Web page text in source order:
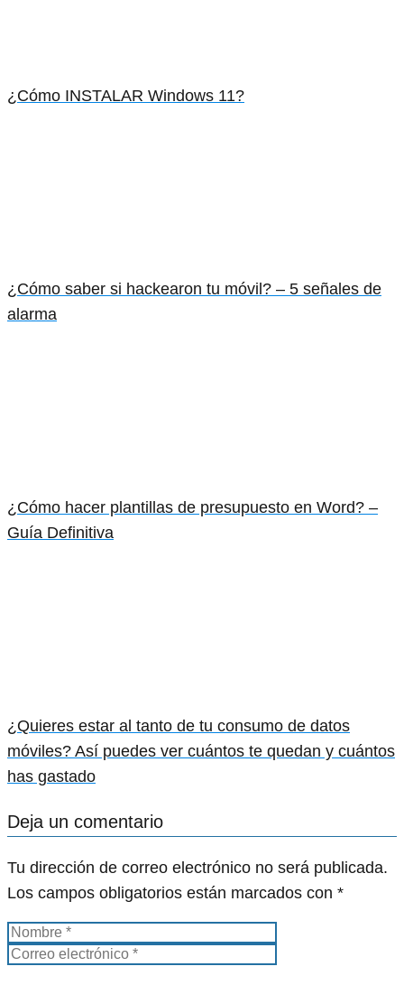
¿Cómo INSTALAR Windows 11?
¿Cómo saber si hackearon tu móvil? – 5 señales de
alarma
¿Cómo hacer plantillas de presupuesto en Word? –
Guía Definitiva
¿Quieres estar al tanto de tu consumo de datos
móviles? Así puedes ver cuántos te quedan y cuántos
has gastado
Deja un comentario
Tu dirección de correo electrónico no será publicada.
Los campos obligatorios están marcados con *